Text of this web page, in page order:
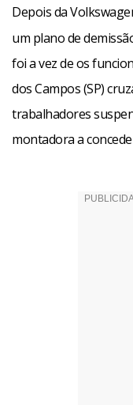
Depois da
um plano de
foi a vez de os
dos Campos (SP)
trabalhadores
montadora a